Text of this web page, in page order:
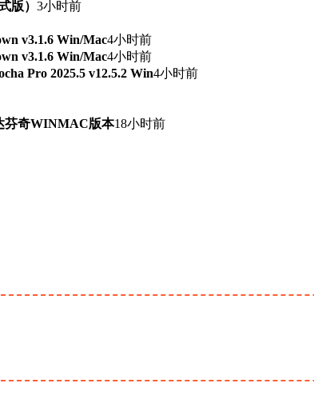
版） 3小时前
v3.1.6 Win/Mac4小时前
v3.1.6 Win/Mac4小时前
Pro 2025.5 v12.5.2 Win4小时前
芬奇WINMAC版本18小时前